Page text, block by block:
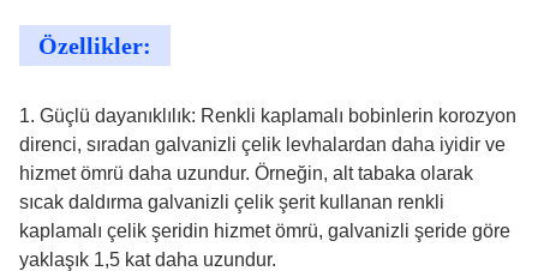
Özellikler:
1. Güçlü dayanıklılık: Renkli kaplamalı bobinlerin korozyon
direnci, sıradan galvanizli çelik levhalardan daha iyidir ve
hizmet ömrü daha uzundur. Örneğin, alt tabaka olarak
sıcak daldırma galvanizli çelik şerit kullanan renkli
kaplamalı çelik şeridin hizmet ömrü, galvanizli şeride göre
yaklaşık 1,5 kat daha uzundur.